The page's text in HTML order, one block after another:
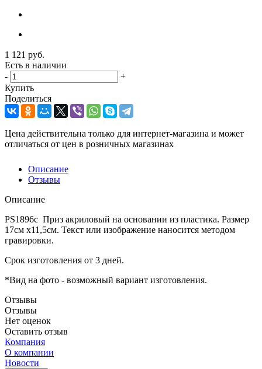
1 121 руб.
Есть в наличии
-
+
Купить
Поделиться
Цена действительна только для интернет-магазина и может
отличаться от цен в розничных магазинах
Описание
Отзывы
Описание
PS1896c Приз акриловый на основании из пластика. Размер
17см х11,5см. Текст или изображение наносится методом
гравировки.
Срок изготовления от 3 дней.
*Вид на фото - возможный вариант изготовления.
Отзывы
Отзывы
Нет оценок
Оставить отзыв
Компания
О компании
Новости